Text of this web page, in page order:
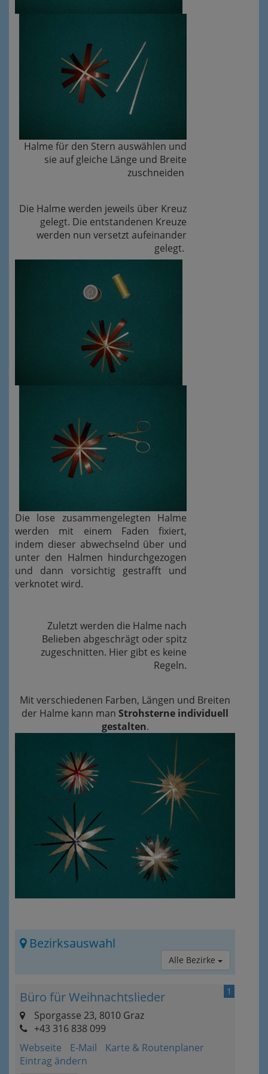
Halme für den Stern auswählen und
sie auf gleiche Länge und Breite
zuschneiden
Die Halme werden jeweils über Kreuz
gelegt. Die entstandenen Kreuze
werden nun versetzt aufeinander
gelegt.
Die lose zusammengelegten Halme
werden mit einem Faden fixiert,
indem dieser abwechselnd über und
unter den Halmen hindurchgezogen
und dann vorsichtig gestrafft und
verknotet wird.
Zuletzt werden die Halme nach
Belieben abgeschrägt oder spitz
zugeschnitten. Hier gibt es keine
Regeln.
Mit verschiedenen Farben, Längen und Breiten
der Halme kann man Strohsterne individuell
gestalten.
Bezirksauswahl
Alle Bezirke
1
Büro für Weihnachtslieder
Sporgasse 23, 8010 Graz
+43 316 838 099
Webseite
E-Mail
Karte & Routenplaner
Eintrag ändern